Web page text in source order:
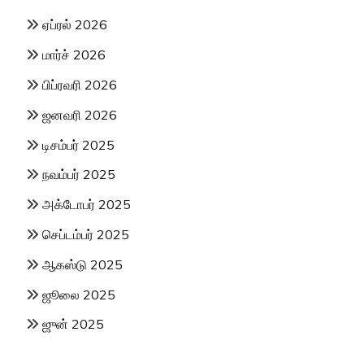
ஏப்ரல் 2026
மார்ச் 2026
பிப்ரவரி 2026
ஜனவரி 2026
டிசம்பர் 2025
நவம்பர் 2025
அக்டோபர் 2025
செப்டம்பர் 2025
ஆகஸ்டு 2025
ஜூலை 2025
ஜுன் 2025